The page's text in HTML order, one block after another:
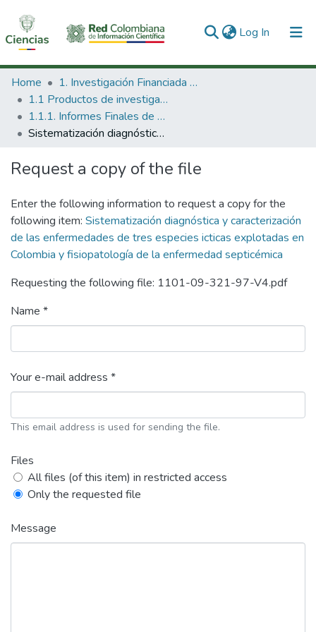
Log In (current)
Communities & Collections
All of DSpace
Statistics
Home
1. Investigación Financiada con Recursos Públicos
1.1 Productos de investigación
1.1.1. Informes Finales de Proyectos de Investigación
Sistematización diagnóstica y caracterización de las enfermedades de tres especies icticas explotadas en Colombia y fisiopatología de la enfermedad septicémica
Request a copy of the file
Enter the following information to request a copy for the
following item: Sistematización diagnóstica y caracterización
de las enfermedades de tres especies icticas explotadas en
Colombia y fisiopatología de la enfermedad septicémica
Requesting the following file: 1101-09-321-97-V4.pdf
Name *
Your e-mail address *
This email address is used for sending the file.
Files
All files (of this item) in restricted access
Only the requested file
Message